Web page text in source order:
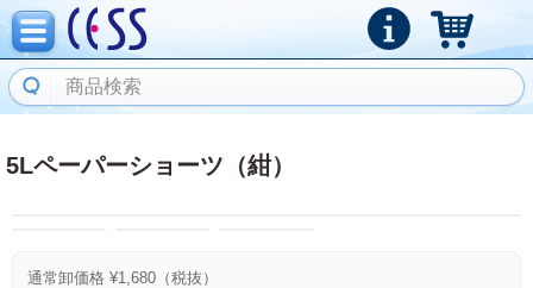
5Lペーパーショーツ（紺）
通常卸価格 ¥1,680 （税抜）